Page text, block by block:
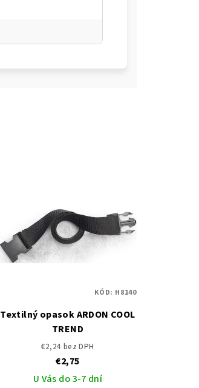
Textilný opasok ARDON COOL
TREND
€2,24 bez DPH
€2,75
U Vás do 3-7 dní
KÓD: H8140